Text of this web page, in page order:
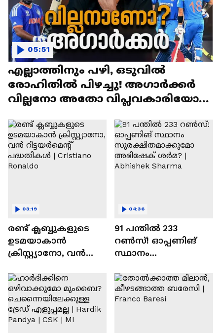
എല്ലാത്തിനും പഴി, ഒടുവില്‍
രോഹിതില്‍ പിഴച്ചു! അഗാര്‍ക്കർ
വില്ലനോ അതോ വിപ്ലവകാരിയോ? |
05:51
രണ്ട്‌ ക്ലബ്ബുകളുടെ
ഉടമയാകാന്‍
ക്രിസ്റ്റ്യാനോ, വന്‍
പദ്ധതികള്‍ | Cristiano
Ronaldo
03:19
91 പന്തില്‍ 233
റണ്‍സ്! ഓപ്പണിങ്
സ്ഥാനം
അഭിഷേക് ശർമ? |
Abhishek Sharma
04:36